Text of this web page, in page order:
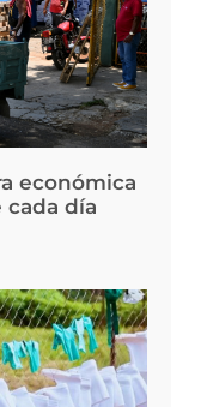
económica
cada día